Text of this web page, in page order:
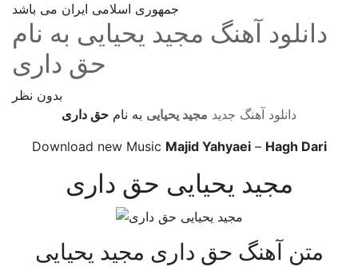
جمهوری اسلامی ایران می باشد
دانلود آهنگ مجید یحیایی به نام
حق داری
بدون نظر
دانلود آهنگ جدید مجید یحیایی به نام حق داری
Download new Music Majid Yahyaei– Hagh Dari
مجید یحیایی حق داری
متن آهنگ حق داری مجید یحیایی